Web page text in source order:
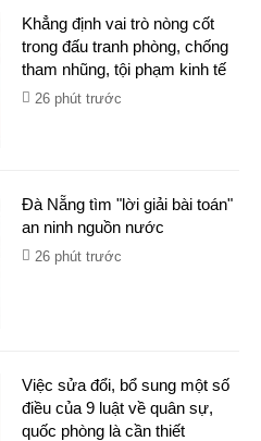
Khẳng định vai trò nòng cốt
trong đấu tranh phòng, chống
tham nhũng, tội phạm kinh tế
26 phút trước
Đà Nẵng tìm "lời giải bài toán"
an ninh nguồn nước
26 phút trước
Việc sửa đổi, bổ sung một số
điều của 9 luật về quân sự,
quốc phòng là cần thiết